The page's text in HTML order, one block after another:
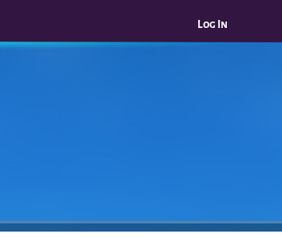
Log In